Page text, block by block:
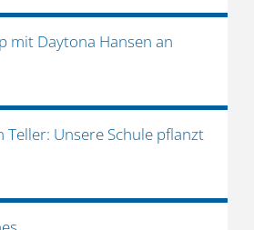
mit Daytona Hansen an
Teller: Unsere Schule pflanzt